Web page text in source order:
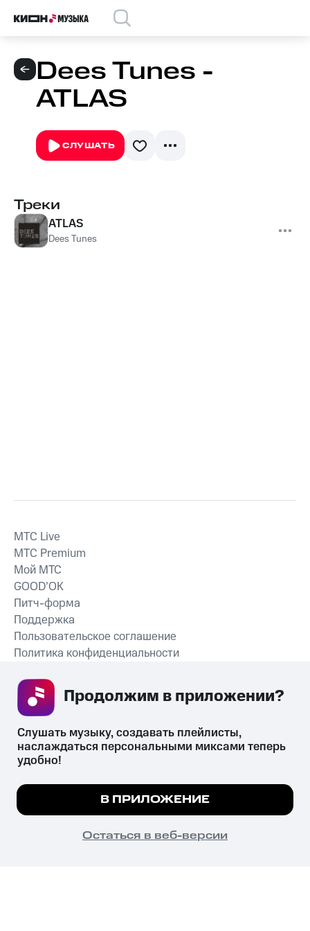
Dees Tunes -
ATLAS
СЛУШАТЬ
Треки
ATLAS
Dees Tunes
СКАЧАТЬ ПРИЛОЖЕНИЕ
MTС Live
MTС Premium
Мой МТС
GOOD’OK
Питч-форма
Поддержка
Пользовательское соглашение
Политика конфиденциальности
психотропных веществ, их аналогов причиняет вред здоровью,
их незаконный оборот запрещён и влечёт установленную
законодательством ответственность.
© 2026 ООО «КИОН».
Все права защищены
Мы используем куки, чтобы на сайте все
Подробнее
ПОНЯТНО
Слушать музыку, создавать плейлисты,
наслаждаться персональными миксами теперь
удобно!
В ПРИЛОЖЕНИЕ
Остаться в веб-версии